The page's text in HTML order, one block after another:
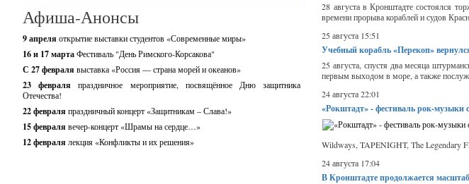
Афиша-Анонсы
9 апреля открытие выставки студентов «Современные миры»
16 и 17 мартаФестиваль "День Римского-Корсакова"
С 27 февраля выставка «Россия — страна морей и океанов»
23 февраляпраздничное мероприятие, посвящённое Дню защитника
Отечества!
22 февраля праздничный концерт «Защитникам – Слава!»
15 февраля вечер-концерт «Шрамы на сердце…»
12 февраля лекция «Конфликты и их решения»
28 августа в Кронштадте состоялся
времени прорыва кораблей и судов
25 августа 15:51
Учебный корабль «Перекоп»
25 августа, спустя два месяца
первым выходом в море, а также
24 августа 22:01
«Рокштадт» - фестиваль рок-музыки
Wildways, TAPENIGHT, The Legendary
24 августа 17:04
В Кронштадте продолжается